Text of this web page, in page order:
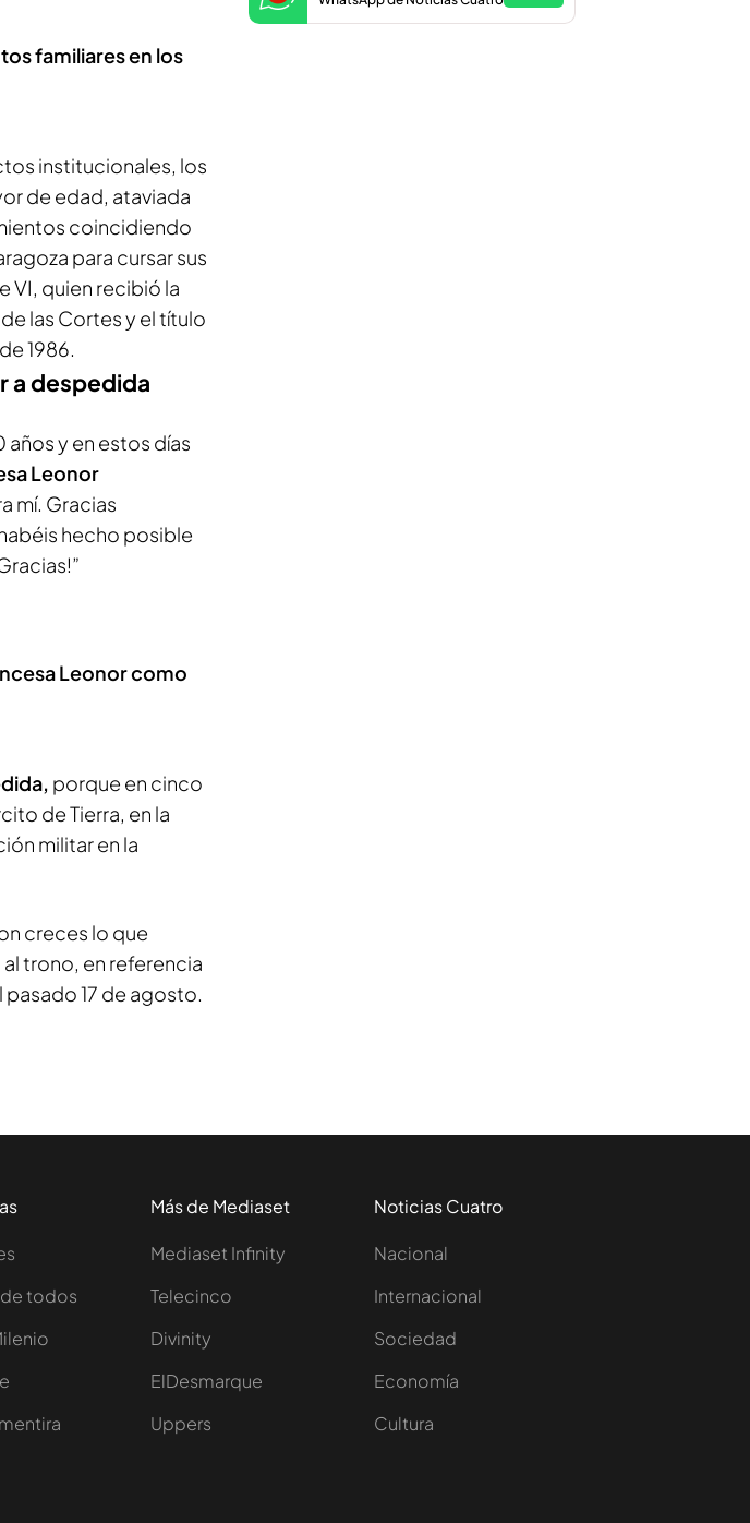
familiares en los
institucionales, los
de edad, ataviada
coincidiendo
para cursar sus
VI, quien recibió la
las Cortes y el título
1986.
a despedida
y en estos días
Leonor
mí. Gracias
hecho posible
Leonor como
porque en cinco
de Tierra, en la
militar en la
creces lo que
trono, en referencia
17 de agosto.
todos
Más de Mediaset
Mediaset Infinity
Telecinco
Divinity
ElDesmarque
Uppers
Noticias Cuatro
Nacional
Internacional
Sociedad
Economía
Cultura